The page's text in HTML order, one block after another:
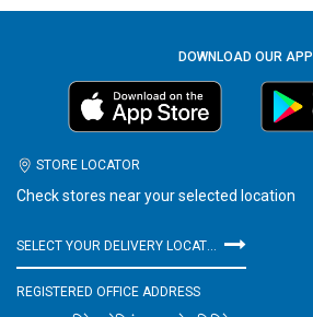
DOWNLOAD OUR APP
STORE LOCATOR
Check stores near your selected location
SELECT YOUR DELIVERY LOCATION
REGISTERED OFFICE ADDRESS